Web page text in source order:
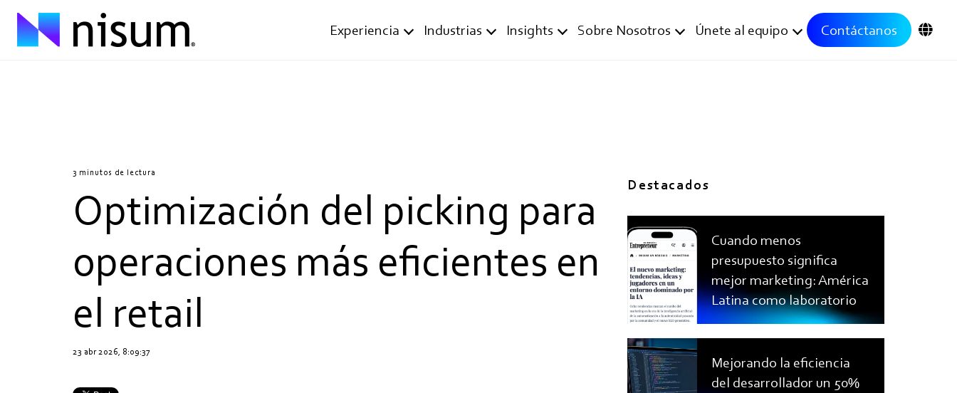
Experiencia Industrias Insights Sobre Nosotros Únete al equipo Contáctanos
3 minutos de lectura
Optimización del picking para
operaciones más eficientes en
el retail
23 abr 2026, 8:09:37
Destacados
Cuando menos
presupuesto significa
mejor marketing: América
Latina como laboratorio
Mejorando la eficiencia
del desarrollador un 50%